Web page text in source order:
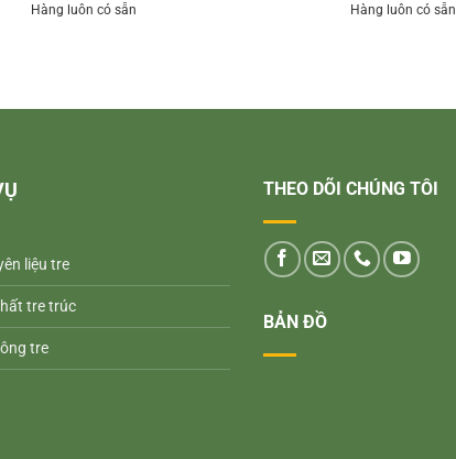
Hàng luôn có sẵn
Hàng luôn có sẵn
liệu tre
tre trúc
tre
THEO DÕI CHÚNG TÔI
BẢN ĐỒ